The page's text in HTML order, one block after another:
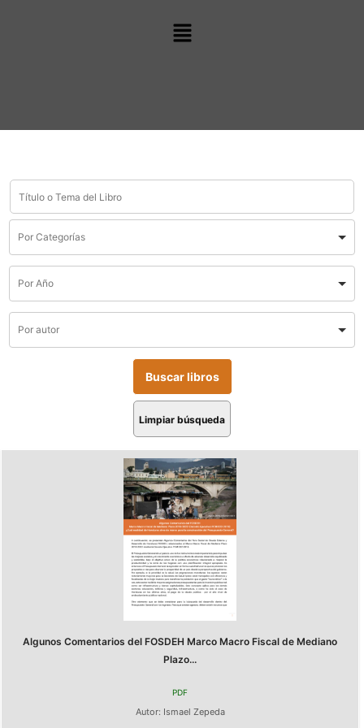
Limpiar búsqueda
Algunos Comentarios del FOSDEH Marco Macro Fiscal de Mediano
Plazo...
PDF
Autor: Ismael Zepeda